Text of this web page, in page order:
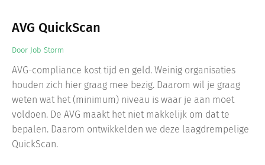
AVG QuickScan
Door Job Storm
AVG-compliance kost tijd en geld. Weinig organisaties
houden zich hier graag mee bezig. Daarom wil je graag
weten wat het (minimum) niveau is waar je aan moet
voldoen. De AVG maakt het niet makkelijk om dat te
bepalen. Daarom ontwikkelden we deze laagdrempelige
QuickScan.